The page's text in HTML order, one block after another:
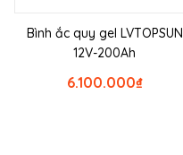
Bình ắc quy gel LVTOPSUN
12V-200Ah
₫
6.100.000